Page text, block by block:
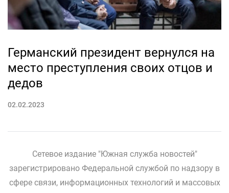
Германский президент вернулся на
место преступления своих отцов и
дедов
02.02.2023
Сетевое издание "Южная служба новостей"
зарегистрировано Федеральной службой по надзору в
сфере связи, информационных технологий и массовых